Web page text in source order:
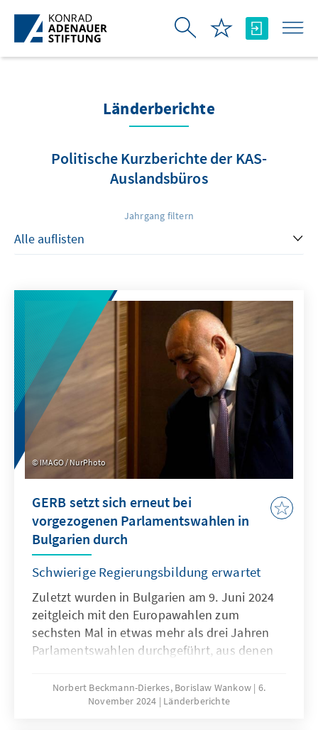
Zum Hauptinhalt springen
Länderberichte
Politische Kurzberichte der KAS-
Auslandsbüros
Jahrgang filtern
IMAGO / NurPhoto
GERB setzt sich erneut bei
vorgezogenen Parlamentswahlen in
Bulgarien durch
Schwierige Regierungsbildung erwartet
Zuletzt wurden in Bulgarien am 9. Juni 2024
zeitgleich mit den Europawahlen zum
sechsten Mal in etwas mehr als drei Jahren
Parlamentswahlen durchgeführt, aus denen
Entwicklung Bulgariens“ (GERB) als Sieger
hervorgegangen war. Nun wurden die
Norbert Beckmann-Dierkes, Borislaw Wankow 6.
November 2024
Länderberichte